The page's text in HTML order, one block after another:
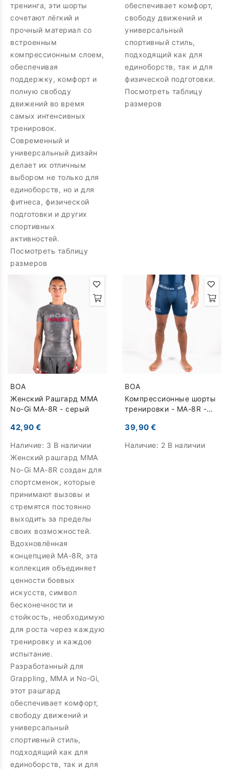
тренинга, эти шорты
сочетают лёгкий и
прочный материал со
встроенным
компрессионным слоем,
обеспечивая
поддержку, комфорт и
полную свободу
движений во время
самых интенсивных
тренировок.
Современный и
универсальный дизайн
делает их отличным
выбором не только для
единоборств, но и для
фитнеса, физической
подготовки и других
спортивных
активностей.
Посмотреть таблицу
размеров
обеспечивает комфорт,
свободу движений и
универсальный
спортивный стиль,
подходящий как для
единоборств, так и для
физической подготовки.
Посмотреть таблицу
размеров
BOA
Женский Рашгард MMA
No-Gi MA-8R - серый
42,90 €
Наличие: 3 В наличии
Женский рашгард MMA
No-Gi MA-8R создан для
спортсменок, которые
принимают вызовы и
стремятся постоянно
выходить за пределы
своих возможностей.
Вдохновлённая
концепцией MA-8R, эта
коллекция объединяет
ценности боевых
искусств, символ
бесконечности и
стойкость, необходимую
для роста через каждую
тренировку и каждое
испытание.
Разработанный для
Grappling, MMA и No-Gi,
этот рашгард
обеспечивает комфорт,
свободу движений и
универсальный
спортивный стиль,
подходящий как для
единоборств, так и для
BOA
Компрессионные шорты
тренировки - MA-8R -
39,90 €
Наличие: 2 В наличии